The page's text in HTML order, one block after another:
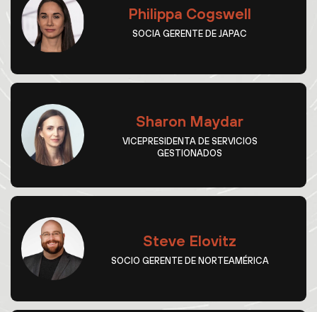
Philippa Cogswell
SOCIA GERENTE DE JAPAC
Sharon Maydar
VICEPRESIDENTA DE SERVICIOS
GESTIONADOS
Steve Elovitz
SOCIO GERENTE DE NORTEAMÉRICA